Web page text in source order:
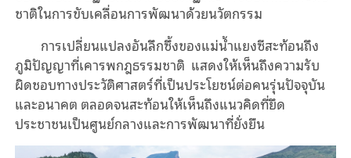
ชาติในการขับเคลื่อนการพัฒนาด้วยนวัตกรรม
การเปลี่ยนแปลงอันลึกซึ้งของแม่น้ำแยงซีสะท้อนถึง
ภูมิปัญญาที่เคารพกฎธรรมชาติ แสดงให้เห็นถึงความรับ
ผิดชอบทางประวัติศาสตร์ที่เป็นประโยชน์ต่อคนรุ่นปัจจุบัน
และอนาคต ตลอดจนสะท้อนให้เห็นถึงแนวคิดที่ยึด
ประชาชนเป็นศูนย์กลางและการพัฒนาที่ยั่งยืน